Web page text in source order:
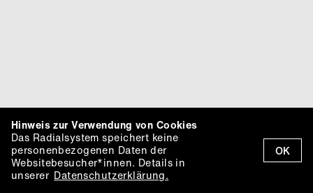
OK
Hinweis zur Verwendung von Cookies
Das Radialsystem speichert keine
personenbezogenen Daten der
Websitebesucher*innen. Details in
unserer Datenschutzerklärung.